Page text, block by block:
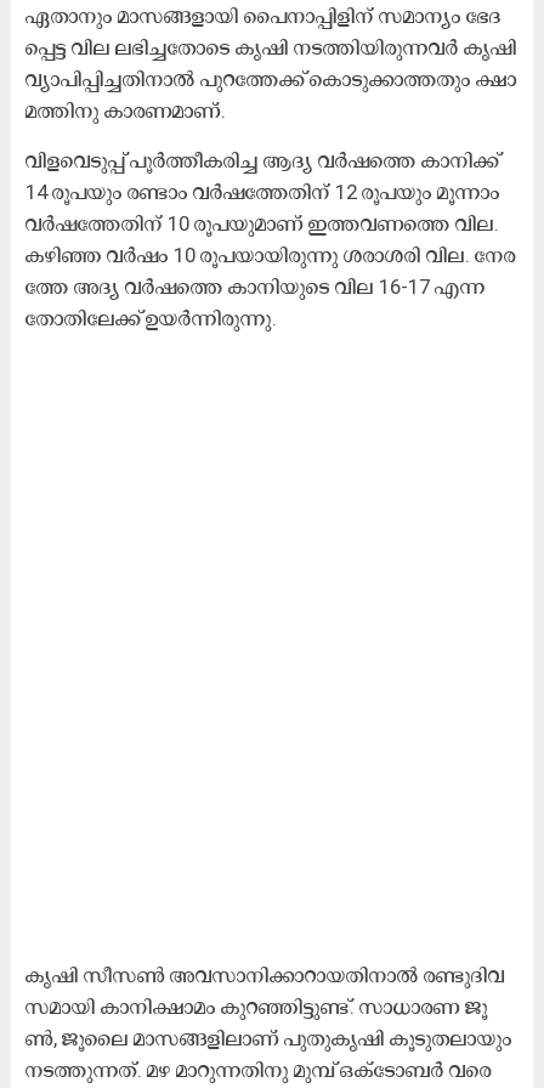
ഏ​​താ​​നും മാ​​സ​​ങ്ങ​​ളാ​​യി പൈ​​നാ​​പ്പി​​ളി​​ന് സ​​മാ​​ന്യം ഭേ​​ദ​​
പ്പെ​​ട്ട വി​​ല ല​​ഭി​​ച്ച​​തോ​​ടെ കൃ​​ഷി ന​​ട​​ത്തി​​യി​​രു​​ന്ന​​വ​​ർ കൃ​​ഷി
വ്യാ​​പി​​പ്പി​​ച്ച​​തി​​നാ​​ൽ പു​​റ​​ത്തേ​​ക്ക് കൊ​​ടു​​ക്കാ​​ത്ത​​തും ക്ഷാ​​
മ​​ത്തി​​നു കാ​​ര​​ണ​​മാ​ണ്.
വി​​ള​​വെ​​ടു​​പ്പ് പൂ​​ർ​​ത്തീ​​ക​​രി​​ച്ച ആ​​ദ്യ​ വ​​ർ​​ഷ​​ത്തെ കാ​​നി​​ക്ക്
14 രൂ​​പ​​യും ര​​ണ്ടാം വ​​ർ​​ഷ​​ത്തേ​​തി​​ന് 12 രൂ​​പ​​യും മൂ​​ന്നാം​
വ​​ർ​​ഷ​​ത്തേ​​തി​​ന് 10 രൂ​​പ​​യു​​മാ​​ണ് ഇ​​ത്ത​​വ​​ണ​​ത്തെ വി​​ല.
ക​​ഴി​​ഞ്ഞ വ​​ർ​​ഷം 10 രൂ​​പ​​യാ​​യി​​രു​​ന്നു ശ​​രാ​​ശ​​രി വി​​ല. നേ​​ര​​
ത്തേ അ​​ദ്യ​ വ​​ർ​​ഷ​​ത്തെ കാ​​നി​​യു​​ടെ വി​​ല 16-17 എ​​ന്ന
തോ​​തി​​ലേ​​ക്ക് ഉ​​യ​​ർ​​ന്നി​​രു​​ന്നു.
കൃ​​ഷി സീ​​സ​​ണ്‍ അ​​വ​​സാ​​നി​​ക്കാ​​റാ​​യ​​തി​​നാ​​ൽ ര​​ണ്ടു​​ദി​​വ​​
സ​​മാ​​യി കാ​​നി​​ക്ഷാ​​മം കു​​റ​​ഞ്ഞി​​ട്ടു​​ണ്ട്. സാ​​ധാ​​ര​​ണ ജൂ​​
ണ്‍, ജൂ​​ലൈ മാ​​സ​​ങ്ങ​​ളി​​ലാ​​ണ് പു​​തു​​കൃ​​ഷി കൂ​​ടു​​ത​​ലാ​​യും
ന​​ട​​ത്തു​​ന്ന​​ത്. മ​​ഴ മാ​​റു​​ന്ന​​തി​​നു മു​​മ്പ്​ ഒ​​ക്ടോ​​ബ​​ർ വ​​രെ